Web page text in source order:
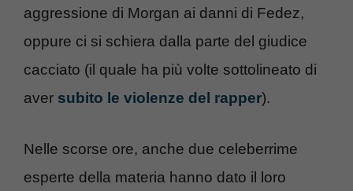
aggressione di Morgan ai danni di Fedez,
oppure ci si schiera dalla parte del giudice
cacciato (il quale ha più volte sottolineato di
aver subito le violenze del rapper).
Nelle scorse ore, anche due celeberrime
esperte della materia hanno dato il loro